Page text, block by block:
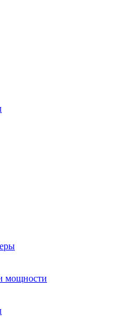
мощности